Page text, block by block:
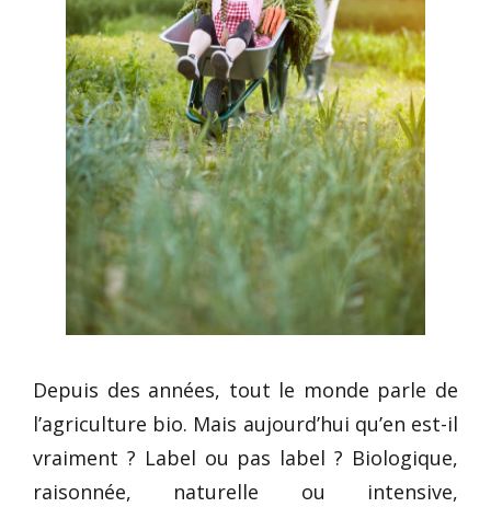
Depuis des années, tout le monde parle de
l’agriculture bio. Mais aujourd’hui qu’en est-il
vraiment ? Label ou pas label ? Biologique,
raisonnée, naturelle ou intensive,